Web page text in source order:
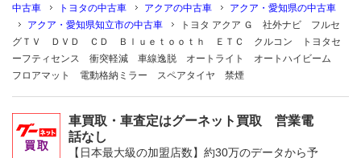
中古車 トヨタの中古車 アクアの中古車
アクア・愛知県の中古車
アクア・愛知県知立市の中古車
トヨタ アクア Ｇ 社外ナビ フルセ
グＴＶ ＤＶＤ ＣＤ Ｂｌｕｅｔｏｏｔｈ ＥＴＣ クルコン トヨタセ
ーフティセンス 衝突軽減 車線逸脱 オートライト オートハイビーム
フロアマット 電動格納ミラー スペアタイヤ 禁煙
車買取・車査定はグーネット買取 営業電
話なし
【日本最大級の加盟店数】約30万のデータから予